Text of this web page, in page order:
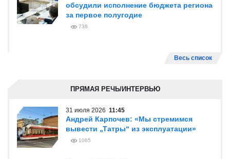
обсудили исполнение бюджета региона
за первое полугодие
738
Весь список
ПРЯМАЯ РЕЧЬ/ИНТЕРВЬЮ
31 июля 2026 11:45
Андрей Карпочев: «Мы стремимся
вывести „Татры“ из эксплуатации»
1065